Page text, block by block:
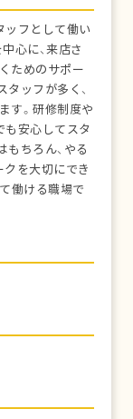
ッフとして働い
心に、来店さ
ためのサポー
ッフが多く、
す。研修制度や
も安心してスタ
ちろん、やる
クを大切にでき
働ける職場で